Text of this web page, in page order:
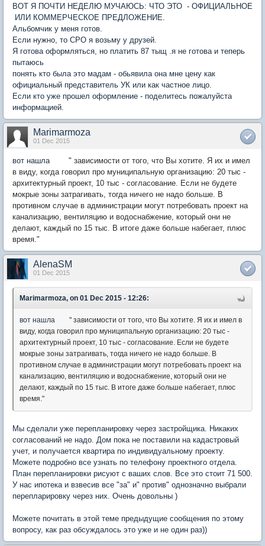
ВОТ Я ПОЧТИ НЕДЕЛЮ МУЧАЮСЬ: ЧТО ЭТО - ОФИЦИАЛЬНОЕ
ИЛИ КОММЕРЧЕСКОЕ ПРЕДЛОЖЕНИЕ.
Альбомчик у меня готов.
Если нужно, то СРО я возьму у друзей.
Я готова оформляться, но платить 87 тыщ .я не готова и теперь
пытаюсь
понять кто была это мадам - обьявила она мне цену как
официальный представитель УК или как частное лицо.
Если кто уже прошел оформление - поделитесь пожалуйста
информацией.
Marimarmoza
01 Dec 2015
вот нашла " зависимости от того, что Вы хотите. Я их и имел
в виду, когда говорил про муниципальную организацию: 20 тыс -
архитектурный проект, 10 тыс - согласование. Если не будете
мокрые зоны затрагивать, тогда ничего не надо больше. В
противном случае в администрации могут потребовать проект на
канализацию, вентиляцию и водоснабжение, который они не
делают, каждый по 15 тыс. В итоге даже больше набегает, плюс
время."
AlenaSM
01 Dec 2015
Marimarmoza, on 01 Dec 2015 - 12:26:
вот нашла " зависимости от того, что Вы хотите. Я их и имел в
виду, когда говорил про муниципальную организацию: 20 тыс -
архитектурный проект, 10 тыс - согласование. Если не будете
мокрые зоны затрагивать, тогда ничего не надо больше. В
противном случае в администрации могут потребовать проект на
канализацию, вентиляцию и водоснабжение, который они не
делают, каждый по 15 тыс. В итоге даже больше набегает, плюс
время."
Мы сделали уже перепланировку через застройщика. Никаких
согласований не надо. Дом пока не поставили на кадастровый
учет, и получается квартира по индивидуальному проекту.
Можете подробно все узнать по телефону проектного отдела.
План перепланировки рисуют с ваших слов. Все это стоит 71 500.
У нас ипотека и взвесив все "за" и" против" однозначно выбрали
перепларировку через них. Очень довольны )
Можете почитать в этой теме предыдущие сообщения по этому
вопросу, как раз обсуждалось это уже и не один раз))